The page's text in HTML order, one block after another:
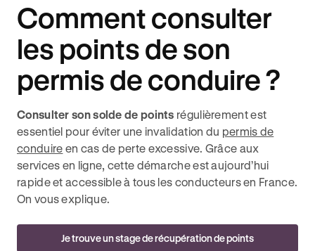
Comment consulter
les points de son
permis de conduire ?
Consulter son solde de points régulièrement est
essentiel pour éviter une invalidation du permis de
conduire en cas de perte excessive. Grâce aux
services en ligne, cette démarche est aujourd’hui
rapide et accessible à tous les conducteurs en France.
On vous explique.
Je trouve un stage de récupération de points